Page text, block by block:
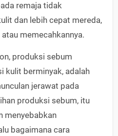
remaja tidak
dan lebih cepat mereda,
memecahkannya.
produksi sebum
kulit berminyak, adalah
jerawat pada
produksi sebum, itu
menyebabkan
bagaimana cara